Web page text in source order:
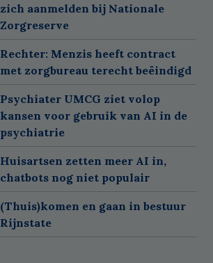
zich aanmelden bij Nationale
Zorgreserve
Rechter: Menzis heeft contract
met zorgbureau terecht beëindigd
Psychiater UMCG ziet volop
kansen voor gebruik van AI in de
psychiatrie
Huisartsen zetten meer AI in,
chatbots nog niet populair
(Thuis)komen en gaan in bestuur
Rijnstate